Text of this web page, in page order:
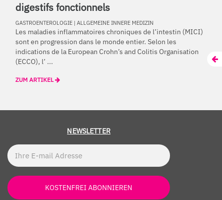
digestifs fonctionnels
GASTROENTEROLOGIE | ALLGEMEINE INNERE MEDIZIN
Les maladies inflammatoires chroniques de l’intestin (MICI)
sont en progression dans le monde entier. Selon les
indications de la European Crohn’s and Colitis Organisation
(ECCO), l’ ...
ZUM ARTIKEL
NEWSLETTER
KOSTENFREI ABONNIEREN